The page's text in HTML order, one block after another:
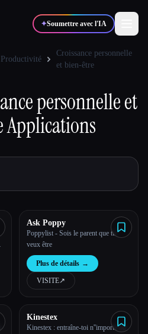
✦Soumettre avec l'IA
📈 Marketeurs
Productivité
Croissance personnelle
et bien-être
personnelle et
Applications
Ask Poppy
Poppylist - Sois le parent que tu
veux être
Plus de détails →
VISITE↗︎
Kinestex
Kinestex : entraîne-toi n''importe où